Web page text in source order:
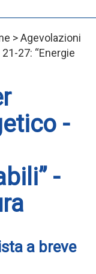
> Agevolazioni
27: “Energie
-
-
a breve